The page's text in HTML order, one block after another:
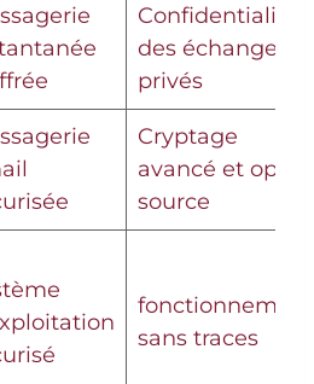
Confidentialité
des échanges
privés
Cryptage
avancé et open
source
fonctionnement
sans traces